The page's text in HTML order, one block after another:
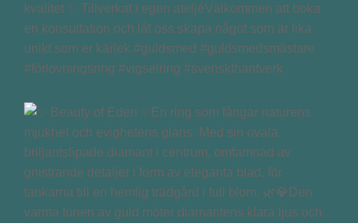
kvalitet ✨ Tillverkat i egen ateljéVälkommen att boka
en konsultation och låt oss skapa något som är lika
unikt som er kärlek.#guldsmed #guldsmedsmästare
#förlovningsring #vigselring #svenskthantverk